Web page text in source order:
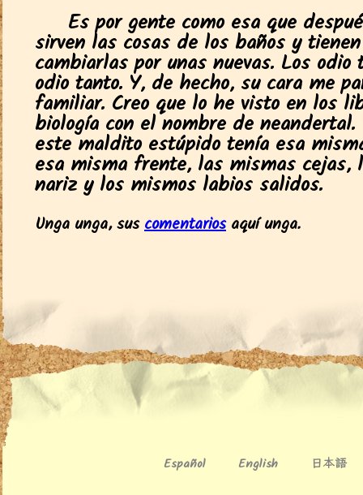
Es por gente como esa que
sirven las cosas de los baños y
cambiarlas por unas nuevas. Los odio
odio tanto. Y, de hecho, su cara me
familiar. Creo que lo he visto en los
biología con el nombre de
este maldito estúpido tenía esa
esa misma frente, las mismas cejas,
nariz y los mismos labios salidos.
Unga unga, suscomentariosaquí unga.
Español English 日本語